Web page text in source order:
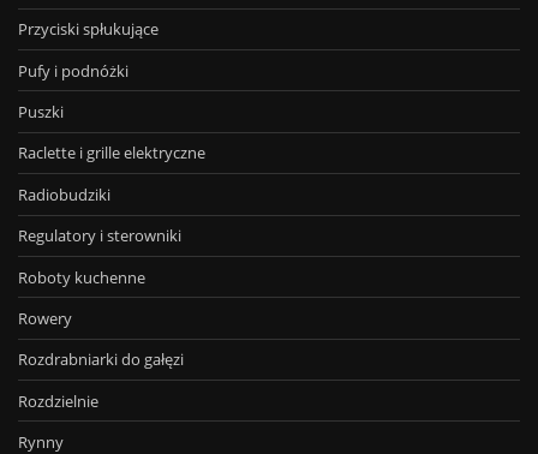
Przyciski spłukujące
Pufy i podnóżki
Puszki
Raclette i grille elektryczne
Radiobudziki
Regulatory i sterowniki
Roboty kuchenne
Rowery
Rozdrabniarki do gałęzi
Rozdzielnie
Rynny